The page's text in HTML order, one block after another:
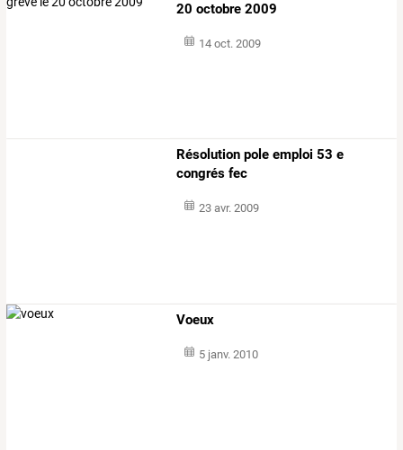
20 octobre 2009
14 oct. 2009
Résolution pole emploi 53 e
congrés fec
23 avr. 2009
Voeux
5 janv. 2010